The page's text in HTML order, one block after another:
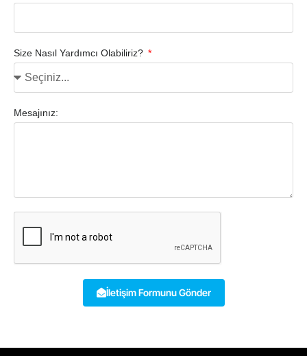
Size Nasıl Yardımcı Olabiliriz?
Mesajınız:
İletişim Formunu Gönder